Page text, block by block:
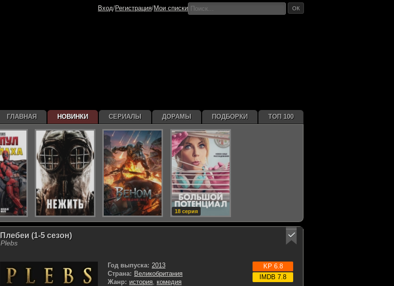
Плебеи (1-5 сезон)
Plebs
KP 6.8
IMDB 7.8
Год выпуска: 2013
Страна: Великобритания
Жанр: история, комедия
ГЛАВНАЯ НОВИНКИ СЕРИАЛЫ ДОРАМЫ ПОДБОРКИ ТОП 100
18 серия
Вход/Регистрация/Мои списки ОК